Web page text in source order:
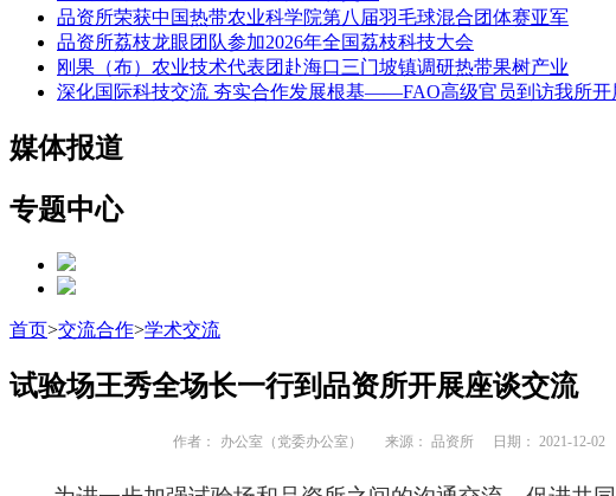
品资所荣获中国热带农业科学院第八届羽毛球混合团体赛亚军
品资所荔枝龙眼团队参加2026年全国荔枝科技大会
刚果（布）农业技术代表团赴海口三门坡镇调研热带果树产业
深化国际科技交流 夯实合作发展根基——FAO高级官员到访我所开
媒体报道
专题中心
首页>交流合作>学术交流
试验场王秀全场长一行到品资所开展座谈交流
作者： 办公室（党委办公室） 来源： 品资所 日期： 2021-12-02